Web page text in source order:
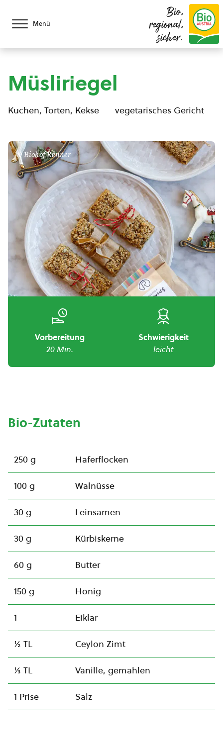
Menü
Bio,
regional,
sicher.
Müsliriegel
Kuchen, Torten, Kekse vegetarisches Gericht
© Biohof Renner
Vorbereitung
20 Min.
Schwierigkeit
leicht
Bio-Zutaten
250 g Haferflocken
100 g Walnüsse
30 g Leinsamen
30 g Kürbiskerne
60 g Butter
150 g Honig
1 Eiklar
½ TL Ceylon Zimt
⅓ TL Vanille, gemahlen
1 Prise Salz